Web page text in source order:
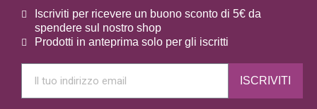
Iscriviti per ricevere un buono sconto di 5€ da
spendere sul nostro shop
Prodotti in anteprima solo per gli iscritti
ISCRIVITI